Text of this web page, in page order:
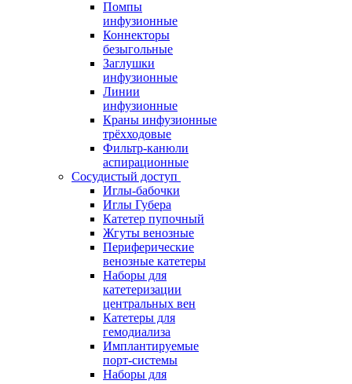
Помпы
инфузионные
Коннекторы
безыгольные
Заглушки
инфузионные
Линии
инфузионные
Краны инфузионные
трёхходовые
Фильтр-канюли
аспирационные
Сосудистый доступ
Иглы-бабочки
Иглы Губера
Катетер пупочный
Жгуты венозные
Периферические
венозные катетеры
Наборы для
катетеризации
центральных вен
Катетеры для
гемодиализа
Имплантируемые
порт‑системы
Наборы для